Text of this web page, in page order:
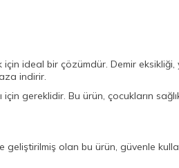
ideal bir çözümdür. Demir
indirir.
gereklidir. Bu ürün, çocukların
olan bu ürün, güvenle